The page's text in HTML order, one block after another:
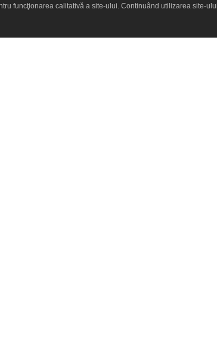
funcţionarea calitativă a site-ului. Continuând utilizarea site-